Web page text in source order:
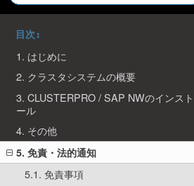
目次:
1. はじめに
2. クラスタシステムの概要
3. CLUSTERPRO / SAP NWのインスト
ール
4. その他
5. 免責・法的通知
5.1. 免責事項